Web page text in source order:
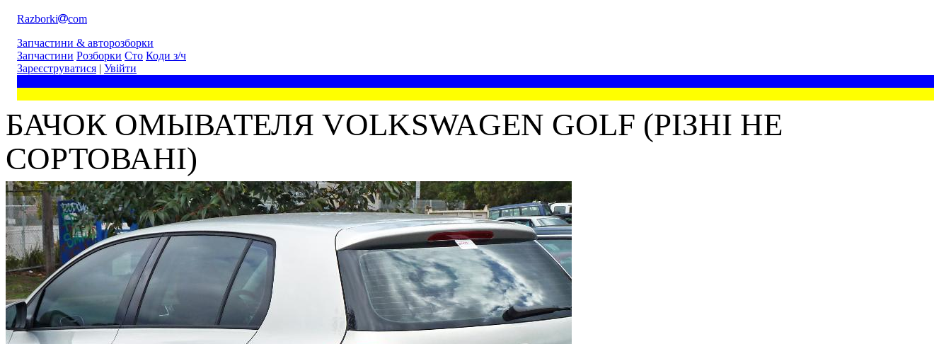
Razborki
com
Запчастини & авторозборки
Запчастини Розборки Сто Коди з/ч
Зареєструватися | Увійти
БАЧОК ОМЫВАТЕЛЯ VOLKSWAGEN GOLF (РІЗНІ НЕ
СОРТОВАНІ)